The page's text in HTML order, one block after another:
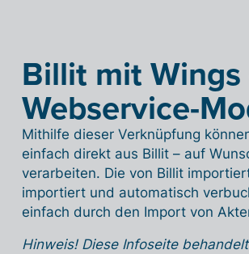
Billit mit
Webservice-
Mithilfe dieser Verknüpfung
einfach direkt aus Billit – auf
verarbeiten. Die von Billit
importiert und automatisch
einfach durch den Import von
Hinweis! Diese Infoseite